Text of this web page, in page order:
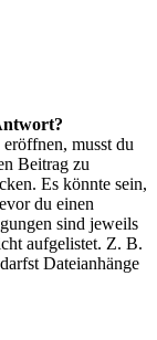
musst du
Beitrag zu
Es könnte sein,
du einen
sind jeweils
aufgelistet. Z. B.
Dateianhänge